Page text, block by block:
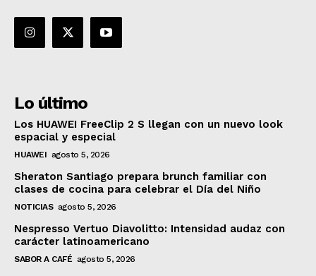
Lo último
Los HUAWEI FreeClip 2 S llegan con un nuevo look
espacial y especial
HUAWEI agosto 5, 2026
Sheraton Santiago prepara brunch familiar con
clases de cocina para celebrar el Día del Niño
NOTICIAS agosto 5, 2026
Nespresso Vertuo Diavolitto: Intensidad audaz con
carácter latinoamericano
SABOR A CAFÉ agosto 5, 2026